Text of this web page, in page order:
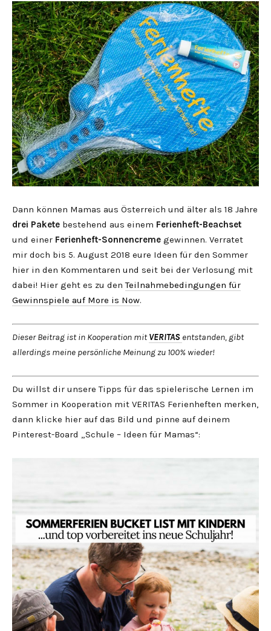
Dann können Mamas aus Österreich und älter als 18 Jahre
drei Pakete bestehend aus einem Ferienheft-Beachset
und einer Ferienheft-Sonnencreme gewinnen. Verratet
mir doch bis 5. August 2018 eure Ideen für den Sommer
hier in den Kommentaren und seit bei der Verlosung mit
dabei! Hier geht es zu denTeilnahmebedingungen für
Gewinnspiele auf More is Now.
Dieser Beitrag ist in Kooperation mitVERITAS entstanden, gibt
allerdings meine persönliche Meinung zu 100% wieder!
Du willst dir unsere Tipps für das spielerische Lernen im
Sommer in Kooperation mit VERITAS Ferienheften merken,
dann klicke hier auf das Bild und pinne auf deinem
Pinterest-Board „Schule – Ideen für Mamas“: